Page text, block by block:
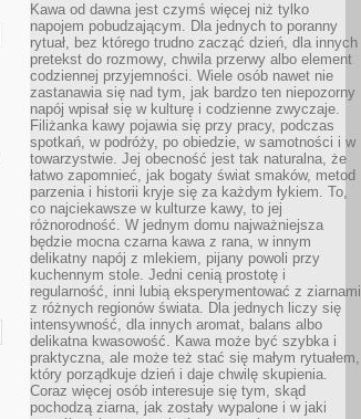
Kawa od dawna jest czymś więcej niż tylko
napojem pobudzającym. Dla jednych to poranny
rytuał, bez którego trudno zacząć dzień, dla innych
pretekst do rozmowy, chwila przerwy albo element
codziennej przyjemności. Wiele osób nawet nie
zastanawia się nad tym, jak bardzo ten niepozorny
napój wpisał się w kulturę i codzienne zwyczaje.
Filiżanka kawy pojawia się przy pracy, podczas
spotkań, w podróży, po obiedzie, w samotności i w
towarzystwie. Jej obecność jest tak naturalna, że
łatwo zapomnieć, jak bogaty świat smaków, metod
parzenia i historii kryje się za każdym łykiem. To,
co najciekawsze w kulturze kawy, to jej
różnorodność. W jednym domu najważniejsza
będzie mocna czarna kawa z rana, w innym
delikatny napój z mlekiem, pijany powoli przy
kuchennym stole. Jedni cenią prostotę i
regularność, inni lubią eksperymentować z ziarnami
z różnych regionów świata. Dla jednych liczy się
intensywność, dla innych aromat, balans albo
delikatna kwasowość. Kawa może być szybka i
praktyczna, ale może też stać się małym rytuałem,
który porządkuje dzień i daje chwilę skupienia.
Coraz więcej osób interesuje się tym, skąd
pochodzą ziarna, jak zostały wypalone i w jaki